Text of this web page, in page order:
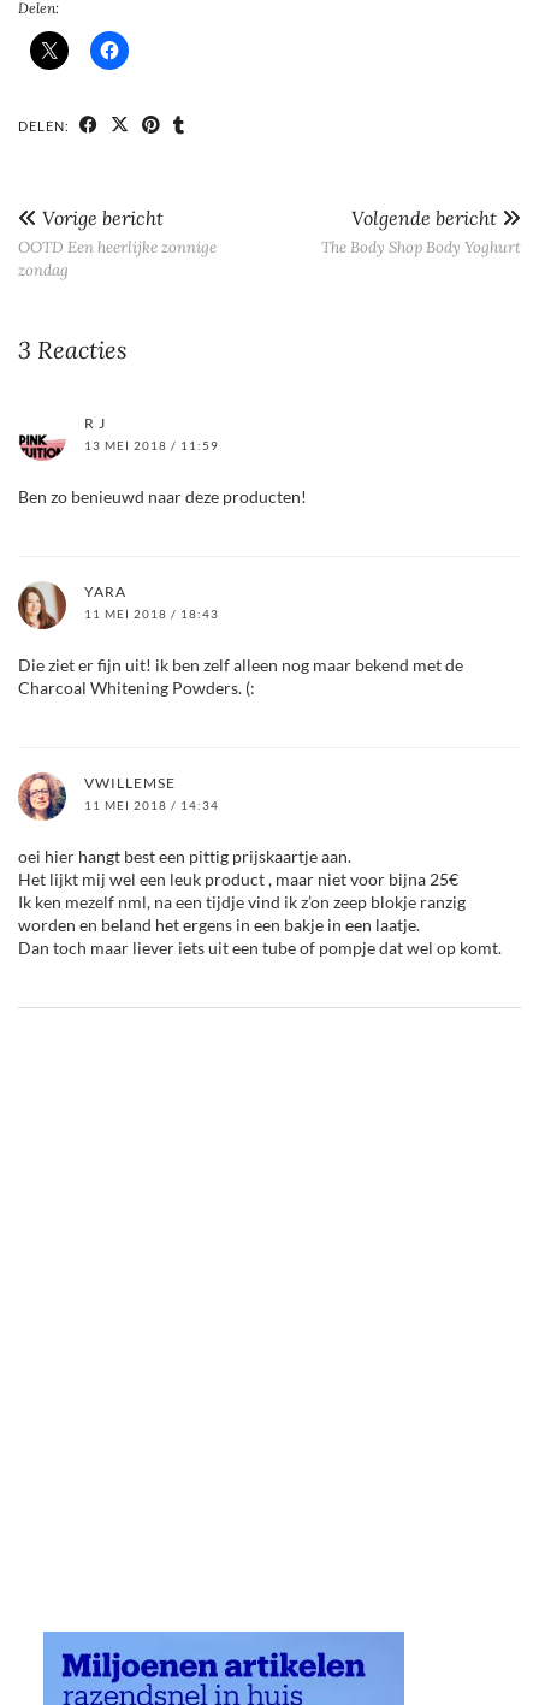
Delen:
DELEN:
Vorige bericht
OOTD Een heerlijke zonnige
zondag
Volgende bericht
The Body Shop Body Yoghurt
3 Reacties
R J
13 MEI 2018 / 11:59
Ben zo benieuwd naar deze producten!
YARA
11 MEI 2018 / 18:43
Die ziet er fijn uit! ik ben zelf alleen nog maar bekend met de
Charcoal Whitening Powders. (:
VWILLEMSE
11 MEI 2018 / 14:34
oei hier hangt best een pittig prijskaartje aan.
Het lijkt mij wel een leuk product , maar niet voor bijna 25€
Ik ken mezelf nml, na een tijdje vind ik z’on zeep blokje ranzig
worden en beland het ergens in een bakje in een laatje.
Dan toch maar liever iets uit een tube of pompje dat wel op komt.